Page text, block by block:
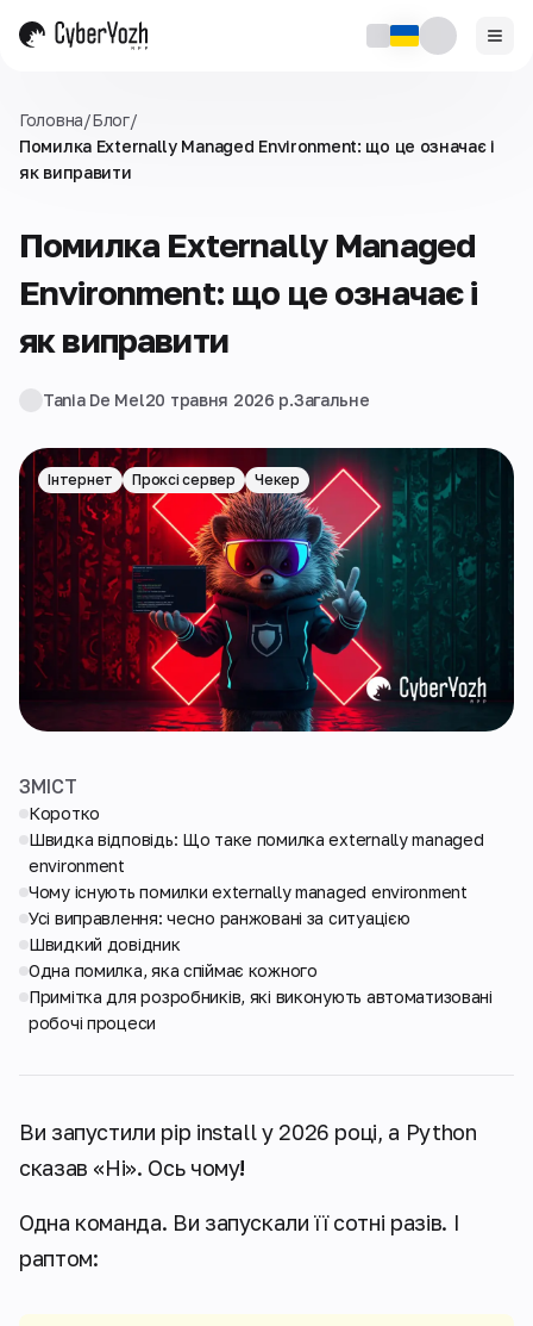
Головна/Блог/
Помилка Externally Managed Environment: що це означає і
як виправити
Помилка Externally Managed
Environment: що це означає і
як виправити
Tania De Mel20 травня 2026 р.Загальне
Інтернет Проксі сервер Чекер
ЗМІСТ
Коротко
Швидка відповідь: Що таке помилка externally managed
environment
Чому існують помилки externally managed environment
Усі виправлення: чесно ранжовані за ситуацією
Швидкий довідник
Одна помилка, яка спіймає кожного
Примітка для розробників, які виконують автоматизовані
робочі процеси
Ви запустили pip install у 2026 році, а Python
сказав «Ні». Ось чому!
Одна команда. Ви запускали її сотні разів. І
раптом: